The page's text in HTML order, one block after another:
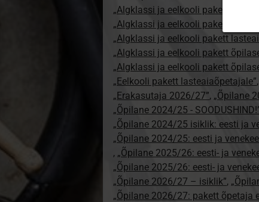
„Algklassi ja eelkooli pakett
„Algklassi ja eelkooli pakett
„Algklassi ja eelkooli pakett
„Algklassi ja eelkooli pakett
„Algklassi ja eelkooli pakett
„Eelkooli pakett lasteaiaõpetajale”,
„Erakasutaja 2026/27”, „Õpilane
„Õpilane 2024/25 -
„Õpilane 2024/25 isiklik: eesti ja
„Õpilane 2024/25: eesti ja
, „Õpilane 2025/26: eesti- ja
„Õpilane 2025/26: eesti- ja
„Õpilane 2026/27 – isiklik”,
„Õpilane 2026/27: pakett õpetaja